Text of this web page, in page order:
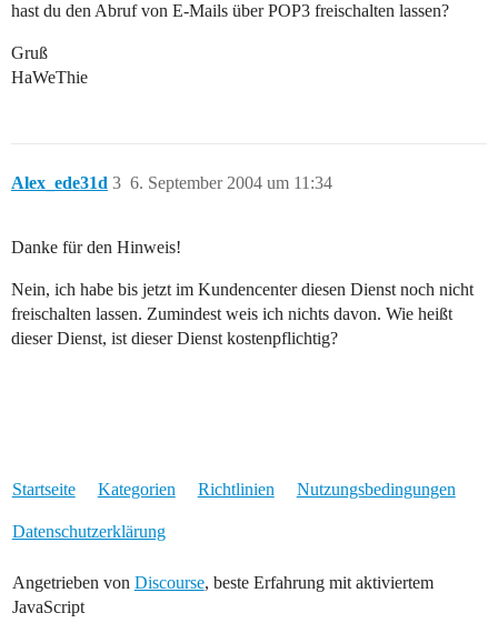
hast du den Abruf von E-Mails über POP3 freischalten lassen?
Gruß
HaWeThie
Alex_ede31d 6. September 2004 um 11:34
3
Danke für den Hinweis!
Nein, ich habe bis jetzt im Kundencenter diesen Dienst noch nicht
freischalten lassen. Zumindest weis ich nichts davon. Wie heißt
dieser Dienst, ist dieser Dienst kostenpflichtig?
Startseite Kategorien Richtlinien Nutzungsbedingungen
Datenschutzerklärung
Angetrieben von Discourse, beste Erfahrung mit aktiviertem
JavaScript